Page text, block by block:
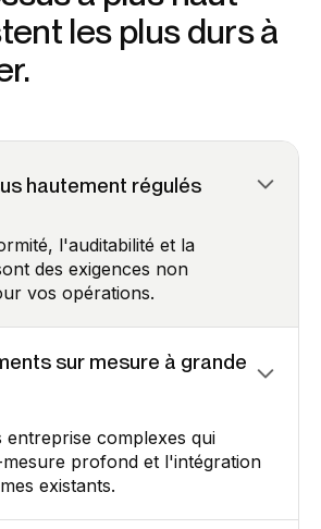
les plus durs à
hautement régulés
l'auditabilité et la
des exigences non
vos opérations.
sur mesure à grande
complexes qui
profond et l'intégration
existants.